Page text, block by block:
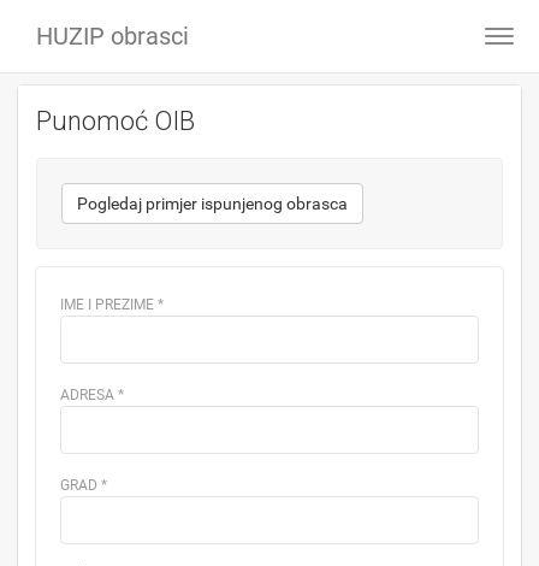
HUZIP obrasci
Punomoć OIB
Pogledaj primjer ispunjenog obrasca
IME I PREZIME *
ADRESA *
GRAD *